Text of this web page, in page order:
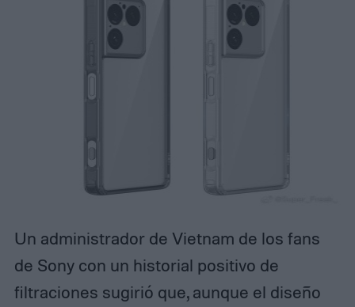
Un administrador de Vietnam de los fans
de Sony con un historial positivo de
filtraciones sugirió que, aunque el diseño